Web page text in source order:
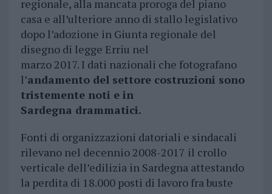
regionale, alla mancata proroga del piano
casa e all’ulteriore anno di stallo legislativo
dopo l’adozione in Giunta regionale del
disegno di legge Erriu nel
marzo 2017. I dati nazionali che fotografano
l’andamento del settore costruzioni sono
tristemente noti e in
Sardegna drammatici.
Fonti di organizzazioni datoriali e sindacali
rilevano nel decennio 2008-2017 il crollo
verticale dell’edilizia in Sardegna attestando
la perdita di 18.000 posti di lavoro fra buste